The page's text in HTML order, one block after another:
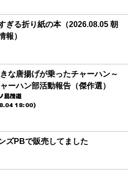
ぎる折り紙の本（2026.08.05 朝
報）
な唐揚げが乗ったチャーハン～
ーハン部活動報告（傑作選）
島茂道
18:00)
ズPBで販売してました